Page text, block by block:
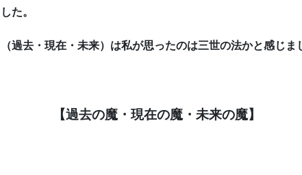
した。
（過去・現在・未来）は私が思ったのは三世の法かと感じま
【過去の魔・現在の魔・未来の魔】